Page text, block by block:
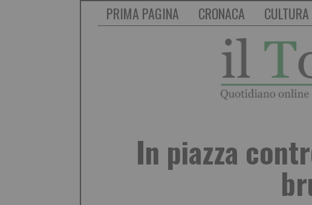
PRIMA PAGINA CRONACA
In piazza